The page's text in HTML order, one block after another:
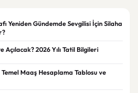
Yeniden Gündemde Sevgilisi İçin Silaha
2026 Yılı Tatil Bilgileri
Maaş Hesaplama Tablosu ve